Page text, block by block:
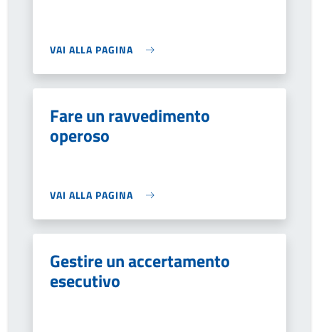
VAI ALLA PAGINA
Fare un ravvedimento
operoso
VAI ALLA PAGINA
Gestire un accertamento
esecutivo